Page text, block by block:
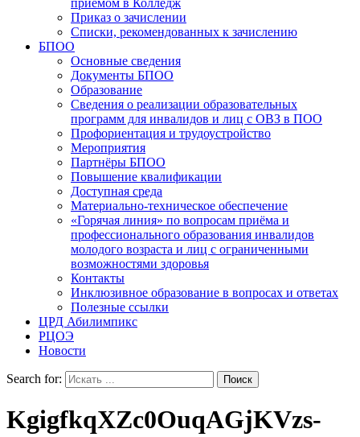
приёмом в Колледж
Приказ о зачислении
Списки, рекомендованных к зачислению
БПОО
Основные сведения
Документы БПОО
Образование
Сведения о реализации образовательных
программ для инвалидов и лиц с ОВЗ в ПОО
Профориентация и трудоустройство
Мероприятия
Партнёры БПОО
Повышение квалификации
Доступная среда
Материально-техническое обеспечение
«Горячая линия» по вопросам приёма и
профессионального образования инвалидов
молодого возраста и лиц с ограниченными
возможностями здоровья
Контакты
Инклюзивное образование в вопросах и ответах
Полезные ссылки
ЦРД Абилимпикс
РЦОЭ
Новости
Search for:
KgigfkqXZc0OuqAGjKVzs-